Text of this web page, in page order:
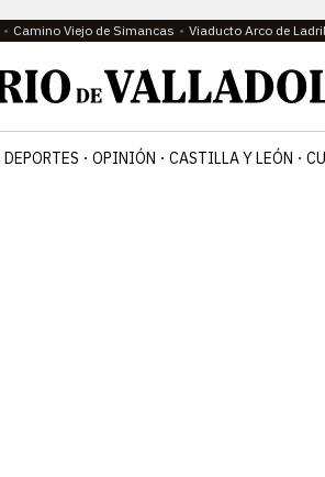
Camino Viejo de Simancas Viaducto Arco de
DEPORTES OPINIÓN CASTILLA Y LEÓN